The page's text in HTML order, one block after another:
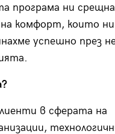
програма ни
комфорт, които ни
успешно през
в сферата на